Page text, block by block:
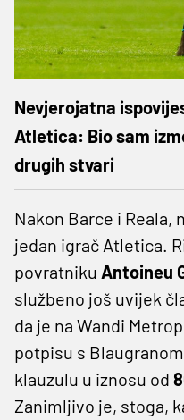
Nevjerojatna
Atletica: Bio sam
drugih stvari
Nakon Barce i Reala,
jedan igrač Atletica.
povratniku Antoineu
službeno još uvijek
da je na Wandi
potpisu s
klauzulu u iznosu od
Zanimljivo je, stoga,